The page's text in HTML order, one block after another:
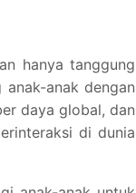
hanya tanggung
anak dengan
daya global, dan
di dunia